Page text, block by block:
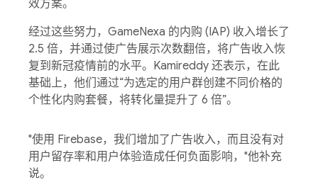
效方案。
经过这些努力，GameNexa 的内购 (IAP) 收入增长了
2.5 倍，并通过使广告展示次数翻倍，将广告收入恢
复到新冠疫情前的水平。Kamireddy 还表示，在此
基础上，他们通过“为选定的用户群创建不同价格的
个性化内购套餐，将转化量提升了 6 倍”。
"使用 Firebase，我们增加了广告收入，而且没有对
用户留存率和用户体验造成任何负面影响，"他补充
说。